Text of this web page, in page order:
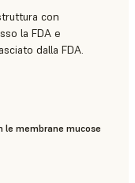
con
la FDA e
dalla FDA.
membrane mucose